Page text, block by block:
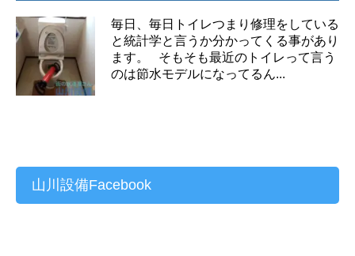
毎日、毎日トイレつまり修理をしている
と統計学と言うか分かってくる事があり
ます。 そもそも最近のトイレって言う
のは節水モデルになってるん...
山川設備Facebook